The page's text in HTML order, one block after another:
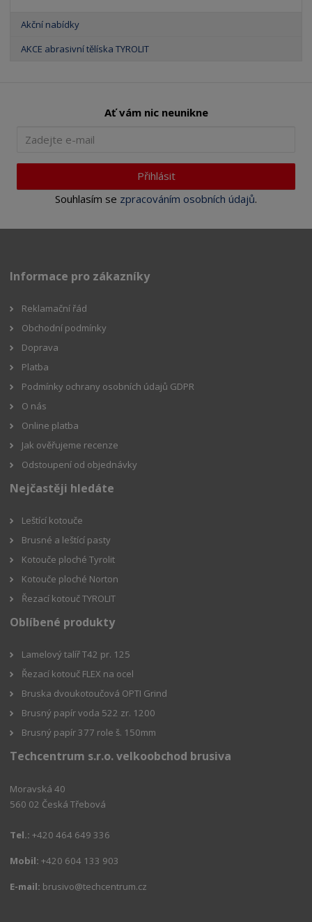
Akční nabídky
AKCE abrasivní tělíska TYROLIT
Ať vám nic neunikne
Přihlásit
Souhlasím se zpracováním osobních údajů.
Informace pro zákazníky
Reklamační řád
Obchodní podmínky
Doprava
Platba
Podmínky ochrany osobních údajů GDPR
O nás
Online platba
Jak ověřujeme recenze
Odstoupení od objednávky
Nejčastěji hledáte
Leštící kotouče
Brusné a leštící pasty
Kotouče ploché Tyrolit
Kotouče ploché Norton
Řezací kotouč TYROLIT
Oblíbené produkty
Lamelový talíř T42 pr. 125
Řezací kotouč FLEX na ocel
Bruska dvoukotoučová OPTI Grind
Brusný papír voda 522 zr. 1200
Brusný papír 377 role š. 150mm
Techcentrum s.r.o. velkoobchod brusiva
Moravská 40
560 02 Česká Třebová
Tel.: +420 464 649 336
Mobil: +420 604 133 903
E-mail: brusivo@techcentrum.cz